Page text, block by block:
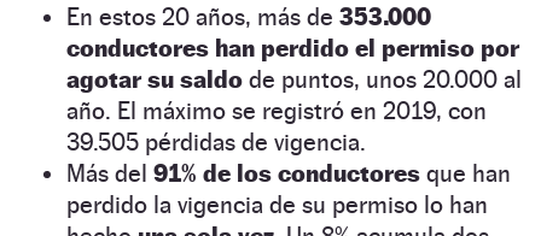
En estos 20 años, más de 353.000
conductores han perdido el permiso por
agotar su saldo de puntos, unos 20.000 al
año. El máximo se registró en 2019, con
39.505 pérdidas de vigencia.
Más del 91% de los conductores que han
perdido la vigencia de su permiso lo han